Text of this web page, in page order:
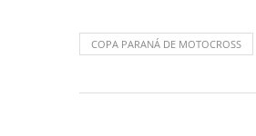
COPA PARANÁ DE MOTOCROSS